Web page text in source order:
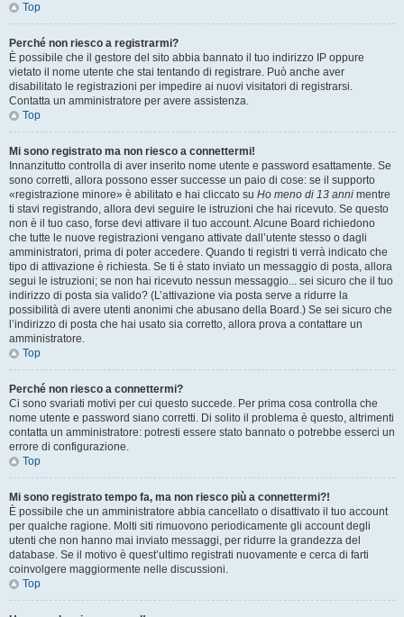
Top
Perché non riesco a registrarmi?
È possibile che il gestore del sito abbia bannato il tuo indirizzo IP oppure
vietato il nome utente che stai tentando di registrare. Può anche aver
disabilitato le registrazioni per impedire ai nuovi visitatori di registrarsi.
Contatta un amministratore per avere assistenza.
Top
Mi sono registrato ma non riesco a connettermi!
Innanzitutto controlla di aver inserito nome utente e password esattamente. Se
sono corretti, allora possono esser successe un paio di cose: se il supporto
«registrazione minore» è abilitato e hai cliccato su Ho meno di 13 anni mentre
ti stavi registrando, allora devi seguire le istruzioni che hai ricevuto. Se questo
non è il tuo caso, forse devi attivare il tuo account. Alcune Board richiedono
che tutte le nuove registrazioni vengano attivate dall’utente stesso o dagli
amministratori, prima di poter accedere. Quando ti registri ti verrà indicato che
tipo di attivazione è richiesta. Se ti è stato inviato un messaggio di posta, allora
segui le istruzioni; se non hai ricevuto nessun messaggio... sei sicuro che il tuo
indirizzo di posta sia valido? (L’attivazione via posta serve a ridurre la
possibilità di avere utenti anonimi che abusano della Board.) Se sei sicuro che
l’indirizzo di posta che hai usato sia corretto, allora prova a contattare un
amministratore.
Top
Perché non riesco a connettermi?
Ci sono svariati motivi per cui questo succede. Per prima cosa controlla che
nome utente e password siano corretti. Di solito il problema è questo, altrimenti
contatta un amministratore: potresti essere stato bannato o potrebbe esserci un
errore di configurazione.
Top
Mi sono registrato tempo fa, ma non riesco più a connettermi?!
È possibile che un amministratore abbia cancellato o disattivato il tuo account
per qualche ragione. Molti siti rimuovono periodicamente gli account degli
utenti che non hanno mai inviato messaggi, per ridurre la grandezza del
database. Se il motivo è quest’ultimo registrati nuovamente e cerca di farti
coinvolgere maggiormente nelle discussioni.
Top